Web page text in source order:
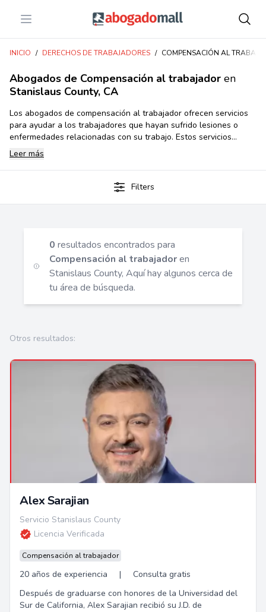
Open menu Abogadomall
INICIO / DERECHOS DE TRABAJADORES / COMPENSACIÓN AL
Abogados de Compensación al trabajador en
Stanislaus County, CA
Los abogados de compensación al trabajador ofrecen servicios
para ayudar a los trabajadores que hayan sufrido lesiones o
enfermedades relacionadas con su trabajo. Estos servicios
incluyen asesoramiento sobre sus derechos y responsabilidades,
así como ayuda para presentar reclamos de compensación al
trabajador ante las autoridades gubernamentales pertinentes.
También pueden ayudar a los trabajadores a negociar acuerdos
de indemnización con sus empleadores y representar a los
Leer más
Filters
0 resultados encontrados para
Compensación al trabajadoren
Stanislaus County, Aquí hay algunos cerca de
tu área de búsqueda.
Otros resultados:
Alex Sarajian
Servicio Stanislaus County
Licencia Verificada
Compensación al trabajador
20 años de experiencia |
Consulta gratis
Después de graduarse con honores de la Universidad del
Sur de California, Alex Sarajian recibió su J.D. de